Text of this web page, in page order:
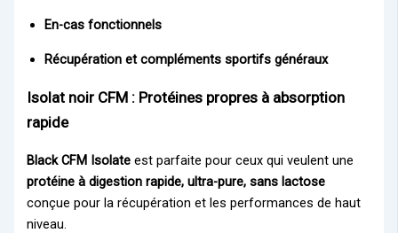
En-cas fonctionnels
Récupération et compléments sportifs généraux
Isolat noir CFM : Protéines propres à absorption
rapide
Black CFM Isolate est parfaite pour ceux qui veulent une
protéine à digestion rapide, ultra-pure, sans lactose
conçue pour la récupération et les performances de haut
niveau.